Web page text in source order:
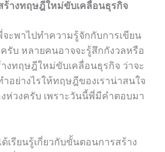
างทฤษฎีใหม่ขับเคลื่อนธุรกิจ
ะพาไปทำความรู้จักกับการเขียน
รับ หลายคนอาจจะรู้สึกกังวลหรือ
งทฤษฎีใหม่ขับเคลื่อนธุรกิจ ว่าจะ
ำอย่างไรให้ทฤษฎีของเราน่าสนใจ
ห่วงครับ เพราะวันนี้พี่มีคำตอบมา
เรียนรู้เกี่ยวกับขั้นตอนการสร้าง